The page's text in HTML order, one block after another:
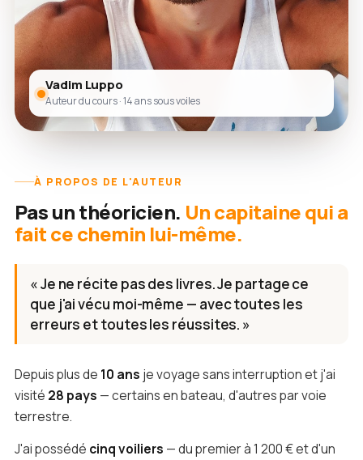
Vadim Luppo
Auteur du cours · 14 ans sous voiles
À PROPOS DE L'AUTEUR
Pas un théoricien. Un capitaine qui a
fait ce chemin lui-même.
« Je ne récite pas des livres. Je partage ce
que j'ai vécu moi-même — avec toutes les
erreurs et toutes les réussites. »
Depuis plus de 10 ans je voyage sans interruption et j'ai
visité 28 pays — certains en bateau, d'autres par voie
terrestre.
J'ai possédé cinq voiliers — du premier à 1 200 € et d'un